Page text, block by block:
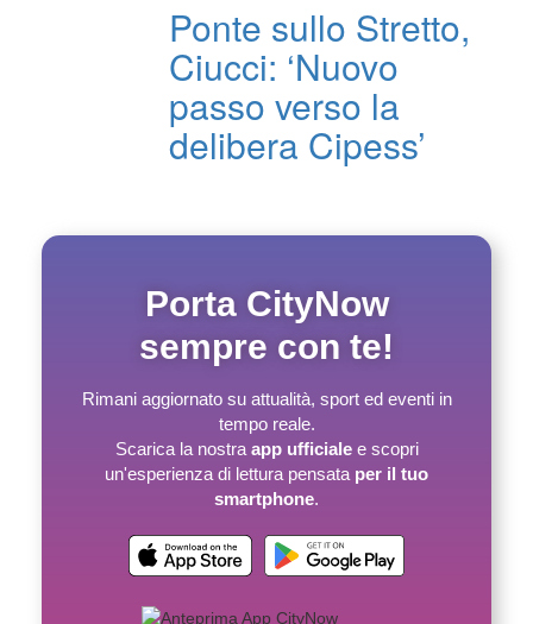
Ponte sullo Stretto,
Ciucci: ‘Nuovo
passo verso la
delibera Cipess’
Porta CityNow
sempre con te!
Rimani aggiornato su attualità, sport ed eventi in
tempo reale.
Scarica la nostra app ufficialee scopri
un'esperienza di lettura pensata per il tuo
smartphone.